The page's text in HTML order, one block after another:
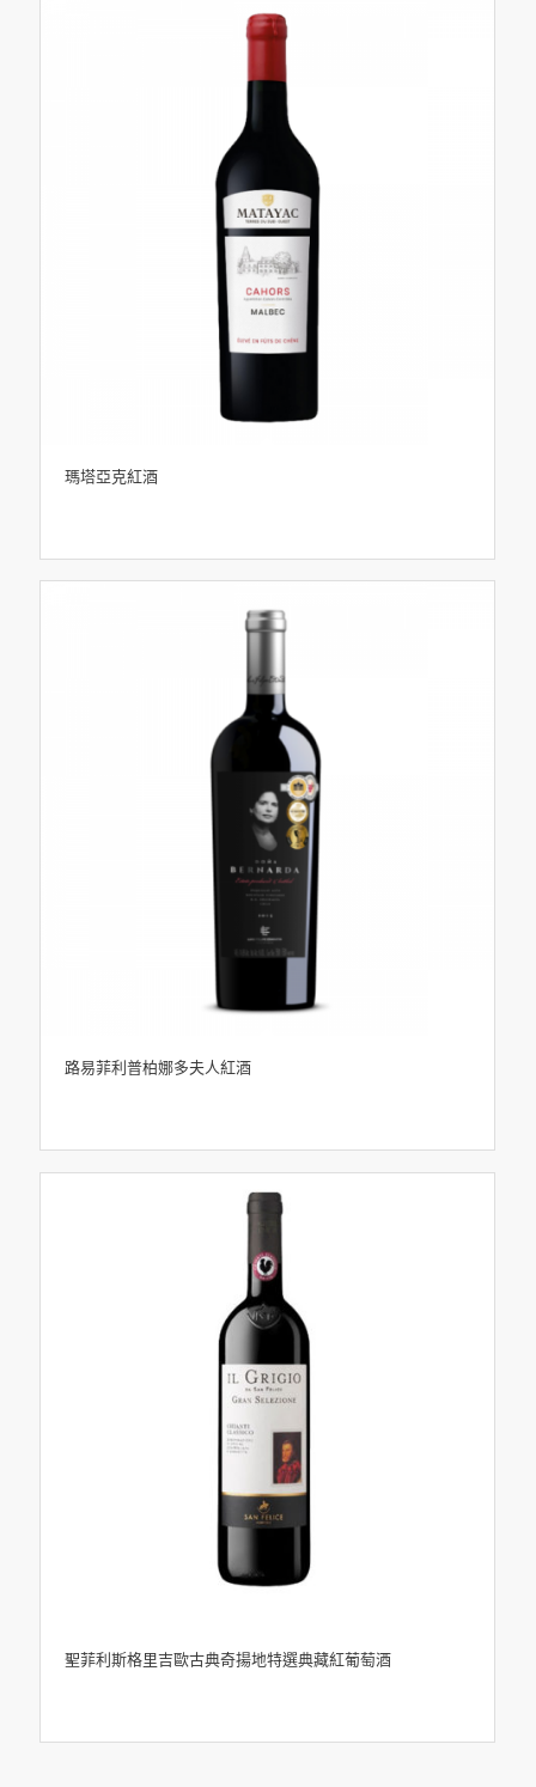
瑪塔亞克紅酒
路易菲利普柏娜多夫人紅酒
聖菲利斯格里吉歐古典奇揚地特選典藏紅葡萄酒